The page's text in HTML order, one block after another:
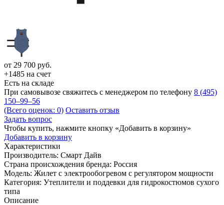
от 29 700 руб.
+1485 на счет
Есть на складе
При самовывозе свяжитесь с менеджером по телефону 8 (495)
150–99–56
(Всего оценок: 0) Оставить отзыв
Задать вопрос
Чтобы купить, нажмите кнопку «Добавить в корзину»
Добавить в корзину
Характеристики
Производитель: Смарт Дайв
Страна происхождения бренда: Россия
Модель: Жилет с электрообогревом с регулятором мощности
Категория: Утеплители и поддевки для гидрокостюмов сухого
типа
Описание